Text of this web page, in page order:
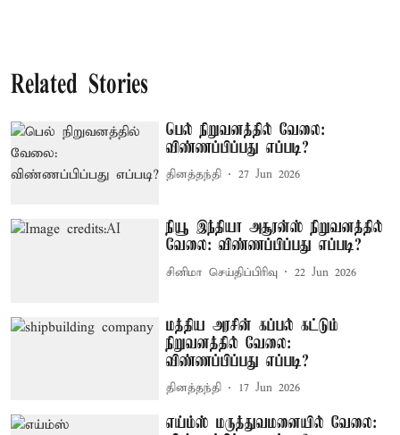
Related Stories
பெல் நிறுவனத்தில் வேலை:
விண்ணப்பிப்பது எப்படி?
தினத்தந்தி 27 Jun 2026
நியூ இந்தியா அசூரன்ஸ் நிறுவனத்தில்
வேலை: விண்ணப்பிப்பது எப்படி?
சினிமா செய்திப்பிரிவு 22 Jun 2026
மத்திய அரசின் கப்பல் கட்டும்
நிறுவனத்தில் வேலை:
விண்ணப்பிப்பது எப்படி?
தினத்தந்தி 17 Jun 2026
எய்ம்ஸ் மருத்துவமனையில் வேலை: